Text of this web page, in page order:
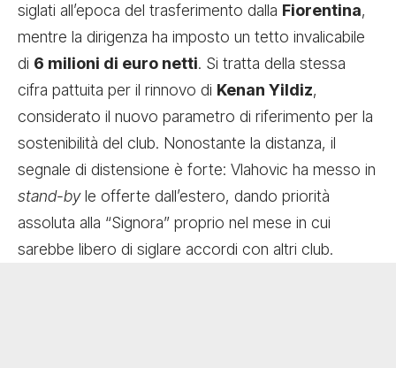
siglati all’epoca del trasferimento dalla Fiorentina,
mentre la dirigenza ha imposto un tetto invalicabile
di 6 milioni di euro netti. Si tratta della stessa
cifra pattuita per il rinnovo di Kenan Yildiz,
considerato il nuovo parametro di riferimento per la
sostenibilità del club. Nonostante la distanza, il
segnale di distensione è forte: Vlahovic ha messo in
stand-byle offerte dall’estero, dando priorità
assoluta alla “Signora” proprio nel mese in cui
sarebbe libero di siglare accordi con altri club.